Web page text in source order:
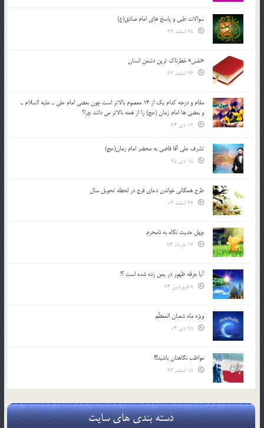
سوالات طبی و پاسخ های امام صادق(ع)
«نفس» خطرناک ترین دشمن انسان
مقام و درجه كدام يك از 14 معصوم بالاتر است چون بعضي امام علي ـ عليه السلام ـ
و بعضي ها امام زمان (عج) را از همه بالاتر مي دانند چرا؟
تشرف علي آقا قاضي به محضر امام زمان(عج)
طرح همگانی خواندن دعای فرج در لحظه تحویل سال
چهل حدیث نگاه به نامحرم
آیا جرقه ظهور در یمن زده شده است ؟!
ویژه ماه شعبان المعظّم
مواظب نگاهتان باشید!!!
دسته بندی های سایت